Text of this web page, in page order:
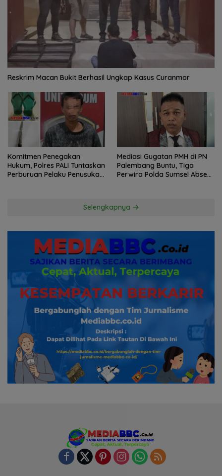
Reskrim Macan Bukit Berhasil Ungkap Kasus Curanmor
Komitmen Penegakan
Hukum, Polres PALI Tuntaskan
Perburuan Pelaku Penusukan
Mediasi Gugatan PMH di PN
Palembang Buntu, Tiga
Perwira Polda Sumsel Absen,
Selengkapnya